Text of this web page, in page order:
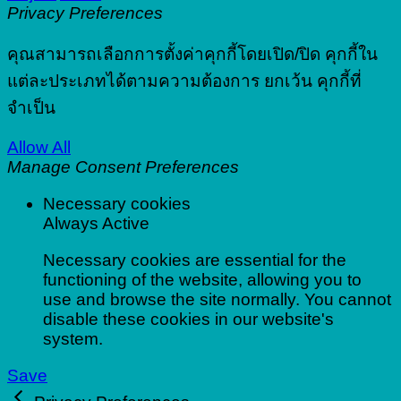
Privacy Preferences
คุณสามารถเลือกการตั้งค่าคุกกี้โดยเปิด/ปิด คุกกี้ใน
แต่ละประเภทได้ตามความต้องการ ยกเว้น คุกกี้ที่
จำเป็น
Allow All
Manage Consent Preferences
Necessary cookies
Always Active
Necessary cookies are essential for the
functioning of the website, allowing you to
use and browse the site normally. You cannot
disable these cookies in our website's
system.
Save